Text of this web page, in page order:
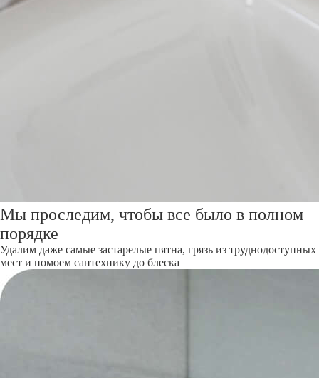
Мы проследим, чтобы все было в полном
порядке
Удалим даже самые застарелые пятна, грязь из труднодоступных
мест и помоем сантехнику до блеска